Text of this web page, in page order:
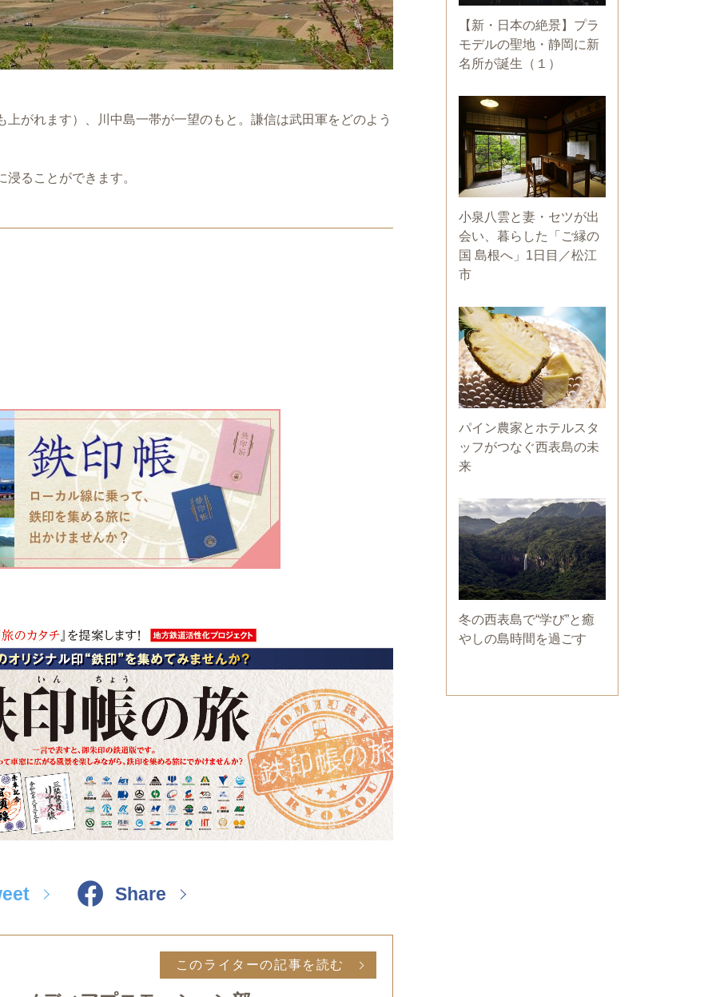
がれます）、川中島一帯が一望のもと。謙信は武田軍をどのよう
ることができます。
Share
このライターの記事を読む
【新・日本の絶景】プラ
モデルの聖地・静岡に新
名所が誕生（１）
小泉八雲と妻・セツが出
会い、暮らした「ご縁の
国 島根へ」1日目／松江
市
パイン農家とホテルスタ
ッフがつなぐ西表島の未
来
冬の西表島で“学び”と癒
やしの島時間を過ごす